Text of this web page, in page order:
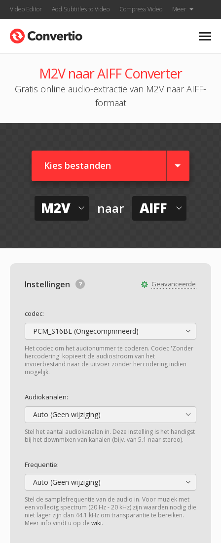
Video Editor Add Subtitles to Video Compress Video Meer
M2V naar AIFF Converter
Gratis online audio-extractie van M2V naar AIFF-
formaat
Kies bestanden
M2V naar AIFF
Geavanceerde
Instellingen
codec:
PCM_S16BE (Ongecomprimeerd)
Het codec om het audionummer te coderen. Codec 'Zonder
hercodering' kopieert de audiostroom van het
invoerbestand naar de uitvoer zonder hercodering indien
mogelijk.
Audiokanalen:
Auto (Geen wijziging)
Stel het aantal audiokanalen in. Deze instelling is het handigst
bij het downmixen van kanalen (bijv. van 5.1 naar stereo).
Frequentie:
Auto (Geen wijziging)
Stel de samplefrequentie van de audio in. Voor muziek met
een volledig spectrum (20 Hz - 20 kHz) zijn waarden nodig die
niet lager zijn dan 44.1 kHz om transparantie te bereiken.
Meer info vindt u op de wiki.